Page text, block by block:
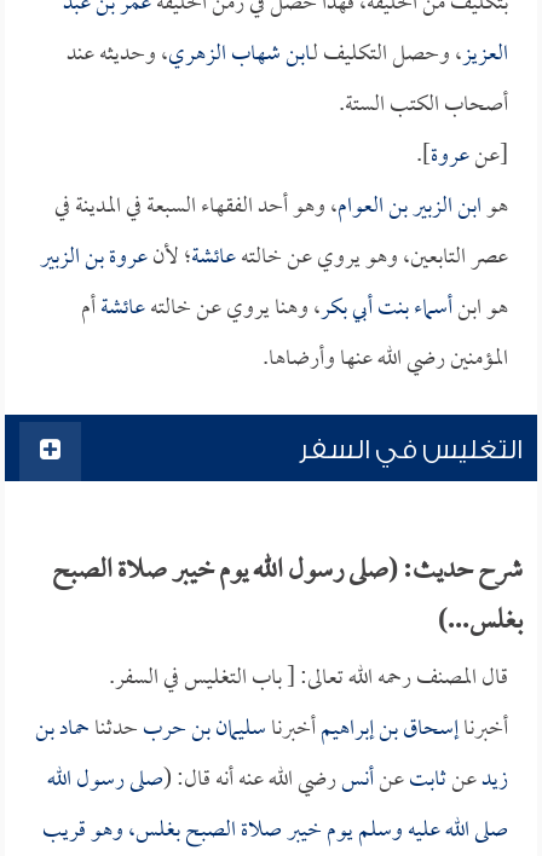
العزيز، وحصل التكليف لـابن شهاب الزهري، وحديثه عند
أصحاب الكتب الستة.
[عنعروة].
هوابن الزبير بن العوام، وهو أحد الفقهاء السبعة في المدينة في
عصر التابعين، وهو يروي عن خالتهعائشة؛ لأنعروة بن الزبير
هو ابنأسماء بنت أبي بكر، وهنا يروي عن خالتهعائشةأم
المؤمنين رضي الله عنها وأرضاها.
التغليس في السفر
شرح حديث: (صلى رسول الله يوم خيبر صلاة الصبح
بغلس...)
قال المصنف رحمه الله تعالى: [ باب التغليس في السفر.
أخبرناإسحاق بن إبراهيمأخبرناسليمان بن حربحدثناحماد بن
زيدعنثابتعنأنسرضي الله عنه أنه قال: (صلى رسول الله
صلى الله عليه وسلم يوم خيبر صلاة الصبح بغلس، وهو قريب